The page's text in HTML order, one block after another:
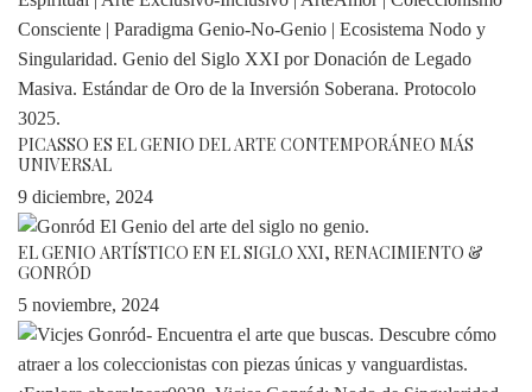
PICASSO ES EL GENIO DEL ARTE CONTEMPORÁNEO MÁS
UNIVERSAL
9 diciembre, 2024
EL GENIO ARTÍSTICO EN EL SIGLO XXI, RENACIMIENTO &
GONRÓD
5 noviembre, 2024